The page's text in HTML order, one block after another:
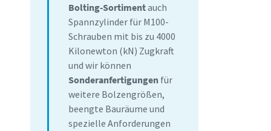
Bolting-Sortimentauch
Spannzylinder für M100-
Schrauben mit bis zu 4000
Kilonewton (kN) Zugkraft
und wir können
Sonderanfertigungenfür
weitere Bolzengrößen,
beengte Bauräume und
spezielle Anforderungen